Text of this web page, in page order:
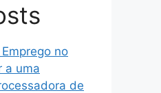
no
a uma
de